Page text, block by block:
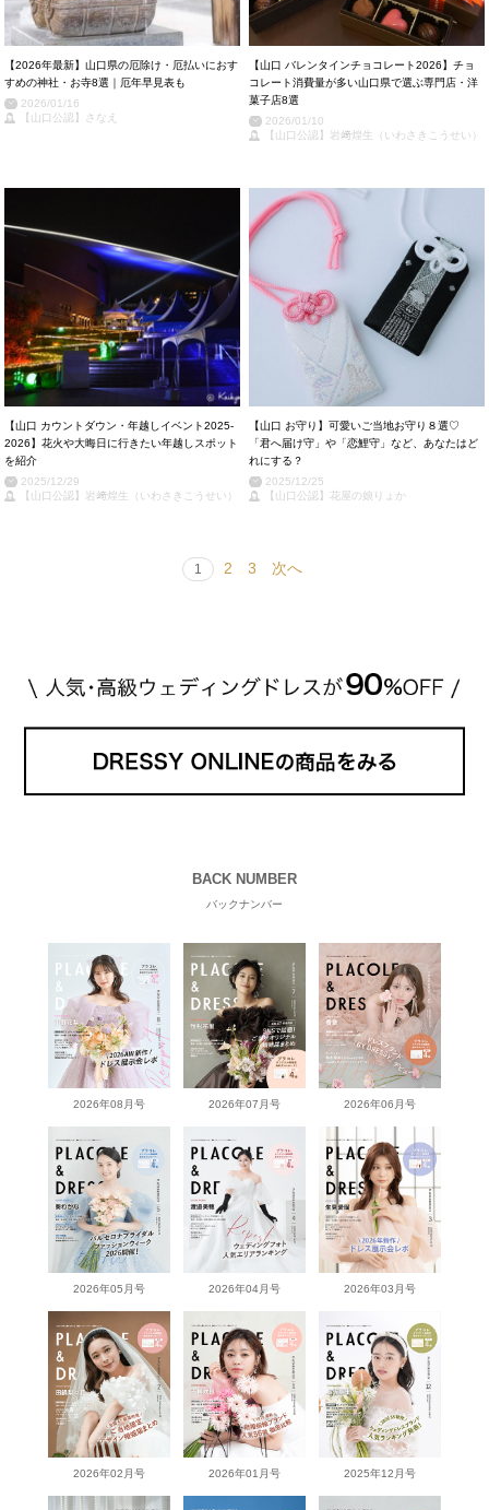
【2026年最新】山口県の厄除け・厄払いにおす
すめの神社・お寺8選｜厄年早見表も
2026/01/16
【山口公認】さなえ
【山口 バレンタインチョコレート2026】チョ
コレート消費量が多い山口県で選ぶ専門店・洋
菓子店8選
2026/01/10
【山口公認】岩﨑煌生（いわさきこうせい）
【山口 カウントダウン・年越しイベント2025-
2026】花火や大晦日に行きたい年越しスポット
を紹介
2025/12/29
【山口公認】岩﨑煌生（いわさきこうせい）
【山口 お守り】可愛いご当地お守り８選♡
「君へ届け守」や「恋鯉守」など、あなたはど
れにする？
2025/12/25
【山口公認】花屋の娘りょか
1 2 3 次へ
BACK NUMBER
バックナンバー
2026年08月号 2026年07月号 2026年06月号
2026年05月号 2026年04月号 2026年03月号
2026年02月号 2026年01月号 2025年12月号